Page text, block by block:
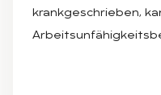
krankgeschrieben,